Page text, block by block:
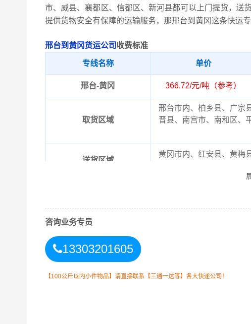
市、威县、襄都区、信都区、新河县都可以上门提货，送
提供货物安全有保障的运输服务，那邢台到黄冈这条快运
邢台到黄冈货运公司 收费标准
专线名称 单价
邢台-黄冈 366.72/元/吨（参考）
取货区域
邢台市内、柏乡县、广宗
晋县、南宫市、南和区、
送货区域
黄冈市内、红安县、黄梅
咨询业务专员
13303201605
【100公斤以内小件物品】请直接联系【三通一达等】各大快递公司！